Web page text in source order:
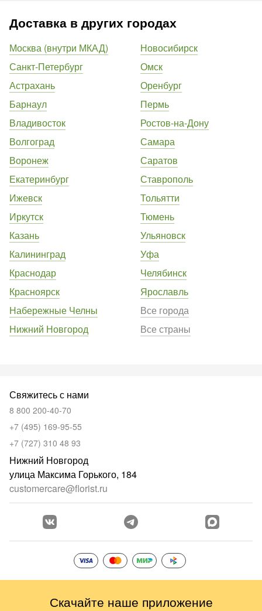
Доставка в других городах
Москва (внутри МКАД)
Санкт-Петербург
Астрахань
Барнаул
Владивосток
Волгоград
Воронеж
Екатеринбург
Ижевск
Иркутск
Казань
Калининград
Краснодар
Красноярск
Набережные Челны
Нижний Новгород
Новосибирск
Омск
Оренбург
Пермь
Ростов-на-Дону
Самара
Саратов
Ставрополь
Тольятти
Тюмень
Ульяновск
Уфа
Челябинск
Ярославль
Все города
Все страны
Свяжитесь с нами
8 800 200-40-70
+7 (495) 169-95-55
+7 (727) 310 48 93
Нижний Новгород
улица Максима Горького, 184
customercare@florist.ru
Скачайте наше приложение